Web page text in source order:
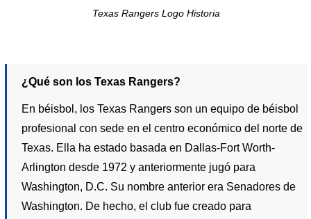
Texas Rangers Logo Historia
¿Qué son los Texas Rangers?
En béisbol, los Texas Rangers son un equipo de béisbol
profesional con sede en el centro económico del norte de
Texas. Ella ha estado basada en Dallas-Fort Worth-
Arlington desde 1972 y anteriormente jugó para
Washington, D.C. Su nombre anterior era Senadores de
Washington. De hecho, el club fue creado para